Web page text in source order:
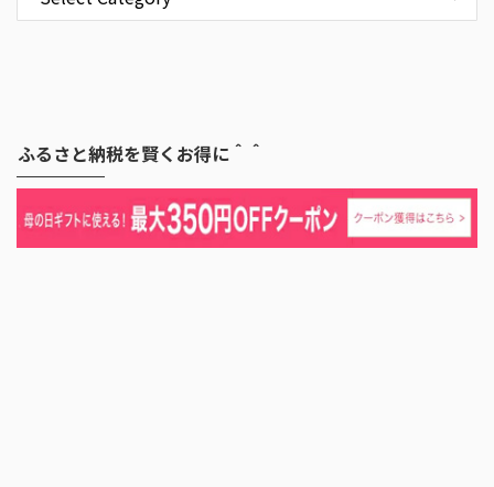
ふるさと納税を賢くお得に＾＾